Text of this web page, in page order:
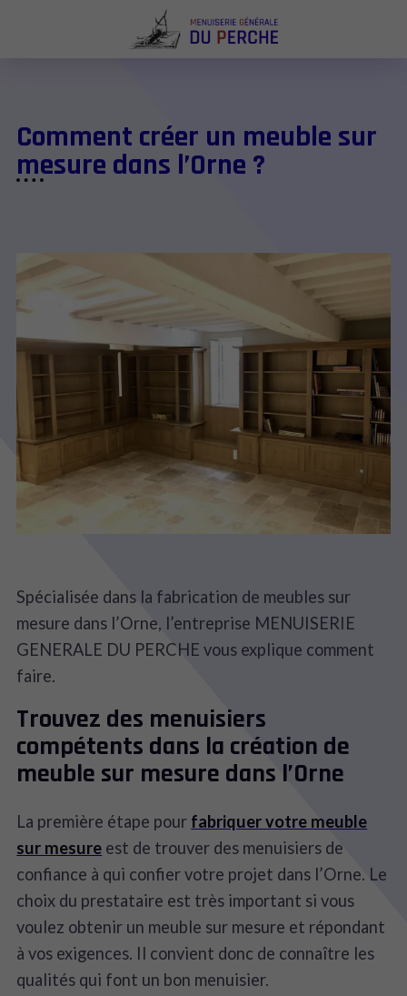
Comment créer un meuble sur
mesure dans l’Orne ?
Spécialisée dans la fabrication de meubles sur
mesure dans l’Orne, l’entreprise MENUISERIE
GENERALE DU PERCHE vous explique comment
faire.
Trouvez des menuisiers
compétents dans la création de
meuble sur mesure dans l’Orne
La première étape pour fabriquer votre meuble
sur mesure est de trouver des menuisiers de
confiance à qui confier votre projet dans l’Orne. Le
choix du prestataire est très important si vous
voulez obtenir un meuble sur mesure et répondant
à vos exigences. Il convient donc de connaître les
qualités qui font un bon menuisier.